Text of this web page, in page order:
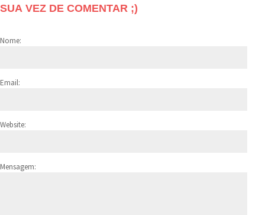
SUA VEZ DE COMENTAR ;)
Nome:
Email:
Website:
Mensagem: